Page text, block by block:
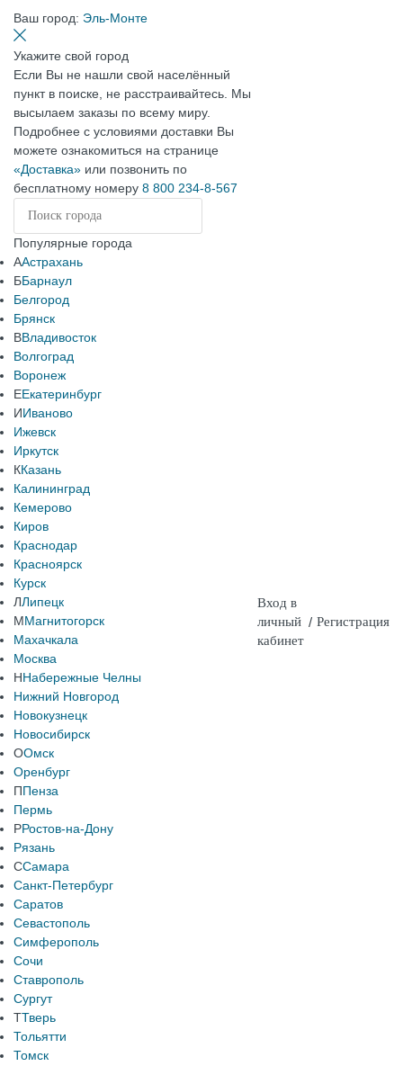
Ваш город: Эль-Монте
Укажите свой город
Если Вы не нашли свой населённый
пункт в поиске, не расстраивайтесь. Мы
высылаем заказы по всему миру.
Подробнее с условиями доставки Вы
можете ознакомиться на странице
«Доставка» или позвонить по
бесплатному номеру 8 800 234-8-567
Популярные города
ААстрахань
ББарнаул
Белгород
Брянск
ВВладивосток
Волгоград
Воронеж
ЕЕкатеринбург
ИИваново
Ижевск
Иркутск
ККазань
Калининград
Кемерово
Киров
Краснодар
Красноярск
Курск
ЛЛипецк
ММагнитогорск
Махачкала
Москва
ННабережные Челны
Нижний Новгород
Новокузнецк
Новосибирск
ООмск
Оренбург
ППенза
Пермь
РРостов-на-Дону
Рязань
ССамара
Санкт-Петербург
Саратов
Севастополь
Симферополь
Сочи
Ставрополь
Сургут
ТТверь
Тольятти
Томск
Вход в
личный
кабинет
/ Регистрация